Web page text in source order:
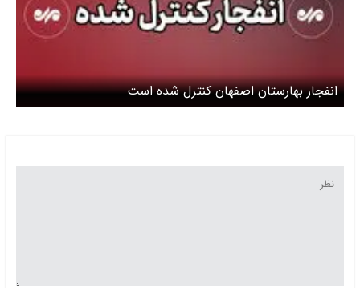
انفجار بهارستان اصفهان کنترل شده است